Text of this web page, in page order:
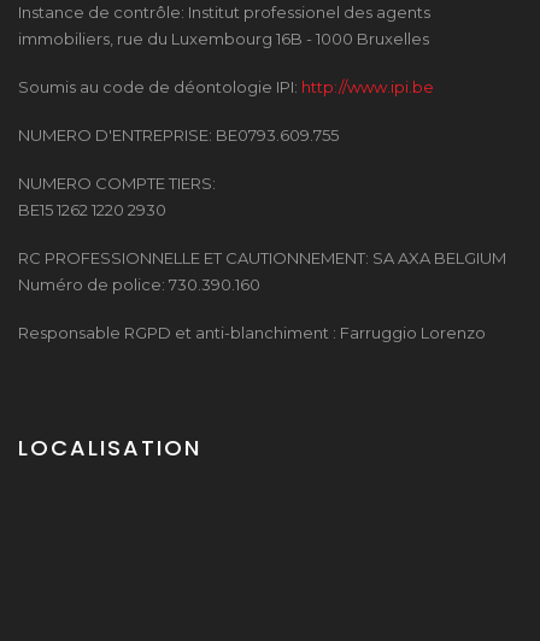
Instance de contrôle: Institut professionel des agents
immobiliers, rue du Luxembourg 16B - 1000 Bruxelles
Soumis au code de déontologie IPI: http://www.ipi.be
NUMERO D'ENTREPRISE: BE0793.609.755
NUMERO COMPTE TIERS:
BE15 1262 1220 2930
RC PROFESSIONNELLE ET CAUTIONNEMENT: SA AXA BELGIUM
Numéro de police: 730.390.160
Responsable RGPD et anti-blanchiment : Farruggio Lorenzo
LOCALISATION